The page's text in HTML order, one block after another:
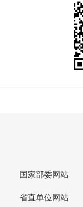
国家部委网站
省直单位网站